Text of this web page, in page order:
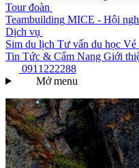
Tour đoàn
Teambuilding MICE - Hội
Dịch vụ
Sim du lịch Tư vấn du học Vé
Tin Tức & Cẩm Nang Giới
0911222288
Mở menu
Trang chủ
Tour nước ngoài
Tour Du Lịch
Quốc gia: Tour Du Lịch